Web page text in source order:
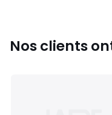
Nos clients